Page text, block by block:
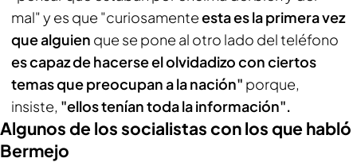
mal" y es que "curiosamenteesta es la primera vez
que alguien que se pone al otro lado del teléfono
es capaz de hacerse el olvidadizo con ciertos
temas que preocupan a la nación" porque,
insiste, "ellos tenían toda la información".
Algunos de los socialistas con los que habló
Bermejo